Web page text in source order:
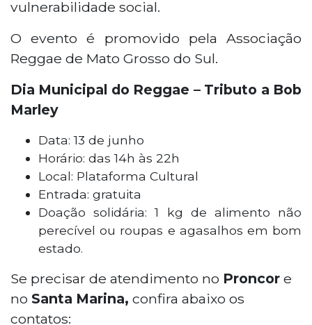
vulnerabilidade social.
O evento é promovido pela Associação
Reggae de Mato Grosso do Sul.
Dia Municipal do Reggae – Tributo a Bob
Marley
Data: 13 de junho
Horário: das 14h às 22h
Local: Plataforma Cultural
Entrada: gratuita
Doação solidária: 1 kg de alimento não
perecível ou roupas e agasalhos em bom
estado.
Se precisar de atendimento no Proncor e
no Santa Marina, confira abaixo os
contatos: